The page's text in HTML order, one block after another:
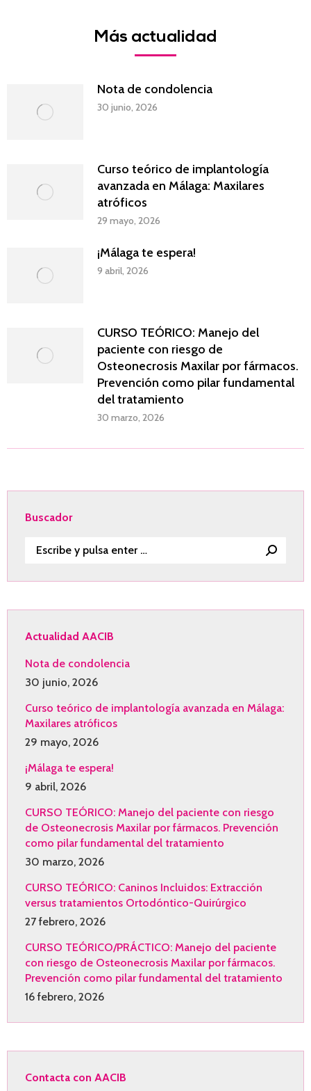
Más actualidad
Nota de condolencia
30 junio, 2026
Curso teórico de implantología
avanzada en Málaga: Maxilares
atróficos
29 mayo, 2026
¡Málaga te espera!
9 abril, 2026
CURSO TEÓRICO: Manejo del
paciente con riesgo de
Osteonecrosis Maxilar por fármacos.
Prevención como pilar fundamental
del tratamiento
30 marzo, 2026
Buscador
Buscar:
Actualidad AACIB
Nota de condolencia
30 junio, 2026
Curso teórico de implantología avanzada en Málaga:
Maxilares atróficos
29 mayo, 2026
¡Málaga te espera!
9 abril, 2026
CURSO TEÓRICO: Manejo del paciente con riesgo
de Osteonecrosis Maxilar por fármacos. Prevención
como pilar fundamental del tratamiento
30 marzo, 2026
CURSO TEÓRICO: Caninos Incluidos: Extracción
versus tratamientos Ortodóntico-Quirúrgico
27 febrero, 2026
CURSO TEÓRICO/PRÁCTICO: Manejo del paciente
con riesgo de Osteonecrosis Maxilar por fármacos.
Prevención como pilar fundamental del tratamiento
16 febrero, 2026
Contacta con AACIB